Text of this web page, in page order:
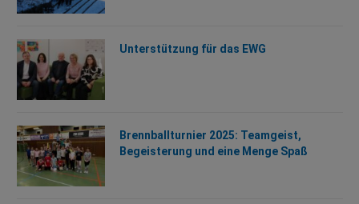
Unterstützung für das EWG
Brennballturnier 2025: Teamgeist,
Begeisterung und eine Menge Spaß